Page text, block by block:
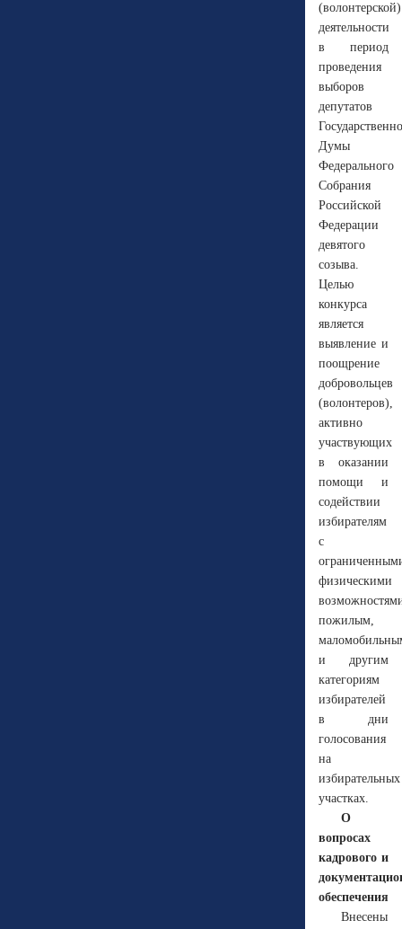
(волонтерской)
деятельности
в период
проведения
выборов
депутатов
Думы
Федерального
Собрания
Российской
Федерации
девятого
созыва.
Целью
конкурса
является
выявление и
поощрение
добровольцев
(волонтеров),
активно
участвующих
в оказании
помощи и
содействии
избирателям
с
физическими
пожилым,
и другим
категориям
избирателей
в дни
голосования
на
избирательных
участках.
О
вопросах
кадрового и
обеспечения
Внесены